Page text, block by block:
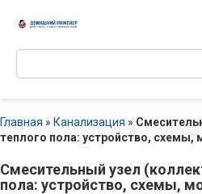
Поиск:
Главная » Канализация »
теплого пола: устройство, схемы,
Смесительный узел
пола: устройство, схемы,